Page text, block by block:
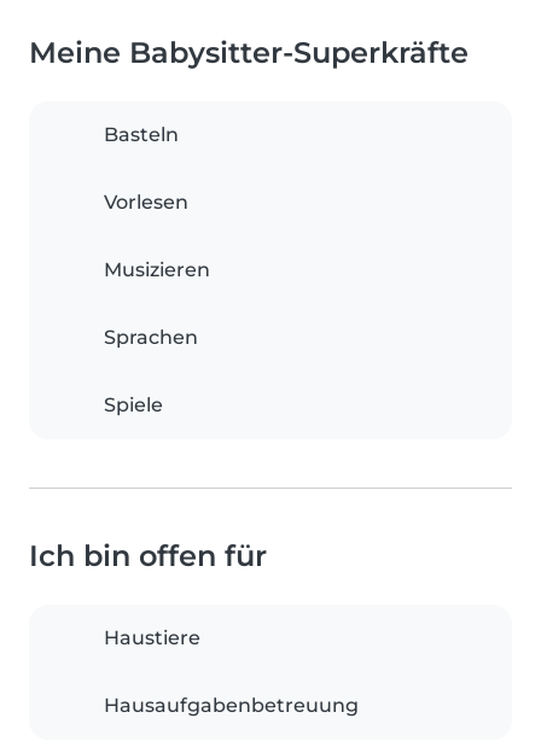
Meine Babysitter-Superkräfte
Basteln
Vorlesen
Musizieren
Sprachen
Spiele
Ich bin offen für
Haustiere
Hausaufgabenbetreuung